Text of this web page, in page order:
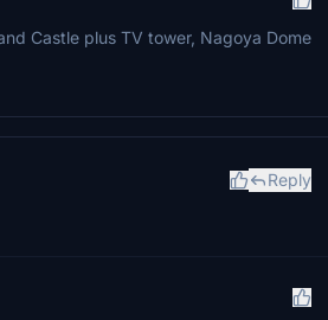
Castle plus TV tower, Nagoya Dome
Reply